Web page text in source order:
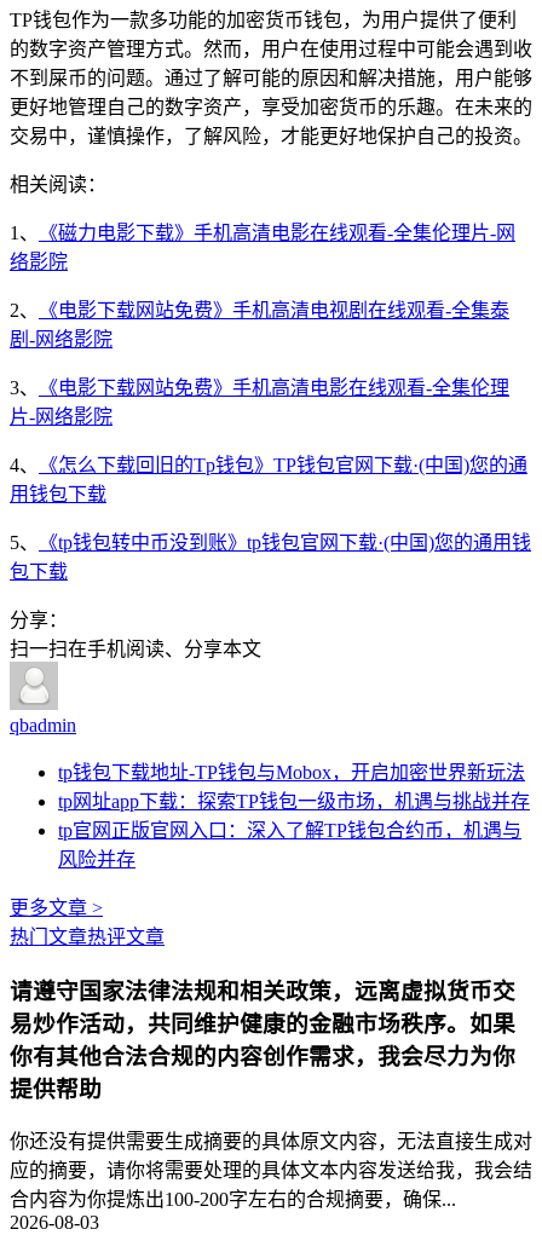
TP钱包作为一款多功能的加密货币钱包，为用户提供了便利
的数字资产管理方式。然而，用户在使用过程中可能会遇到收
不到屎币的问题。通过了解可能的原因和解决措施，用户能够
更好地管理自己的数字资产，享受加密货币的乐趣。在未来的
交易中，谨慎操作，了解风险，才能更好地保护自己的投资。
相关阅读：
1、
《磁力电影下载》手机高清电影在线观看-全集伦理片-网
络影院
2、
《电影下载网站免费》手机高清电视剧在线观看-全集泰
剧-网络影院
3、
《电影下载网站免费》手机高清电影在线观看-全集伦理
片-网络影院
4、
《怎么下载回旧的Tp钱包》TP钱包官网下载·(中国)您的通
用钱包下载
5、
《tp钱包转中币没到账》tp钱包官网下载·(中国)您的通用钱
包下载
分享：
扫一扫在手机阅读、分享本文
qbadmin
tp钱包下载地址-TP钱包与Mobox，开启加密世界新玩法
tp网址app下载：探索TP钱包一级市场，机遇与挑战并存
tp官网正版官网入口：深入了解TP钱包合约币，机遇与
风险并存
更多文章 >
热门文章热评文章
请遵守国家法律法规和相关政策，远离虚拟货币交
易炒作活动，共同维护健康的金融市场秩序。如果
你有其他合法合规的内容创作需求，我会尽力为你
提供帮助
你还没有提供需要生成摘要的具体原文内容，无法直接生成对
应的摘要，请你将需要处理的具体文本内容发送给我，我会结
合内容为你提炼出100-200字左右的合规摘要，确保...
2026-08-03